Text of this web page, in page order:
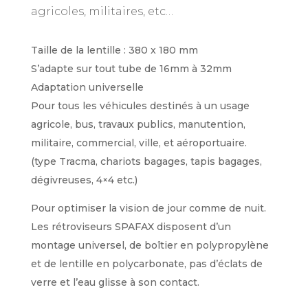
agricoles, militaires, etc…
Taille de la lentille : 380 x 180 mm
S’adapte sur tout tube de 16mm à 32mm
Adaptation universelle
Pour tous les véhicules destinés à un usage
agricole, bus, travaux publics, manutention,
militaire, commercial, ville, et aéroportuaire.
(type Tracma, chariots bagages, tapis bagages,
dégivreuses, 4×4 etc.)
Pour optimiser la vision de jour comme de nuit.
Les rétroviseurs SPAFAX disposent d’un
montage universel, de boîtier en polypropylène
et de lentille en polycarbonate, pas d’éclats de
verre et l’eau glisse à son contact.